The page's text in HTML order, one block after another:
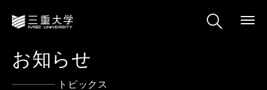
お知らせ
トピックス